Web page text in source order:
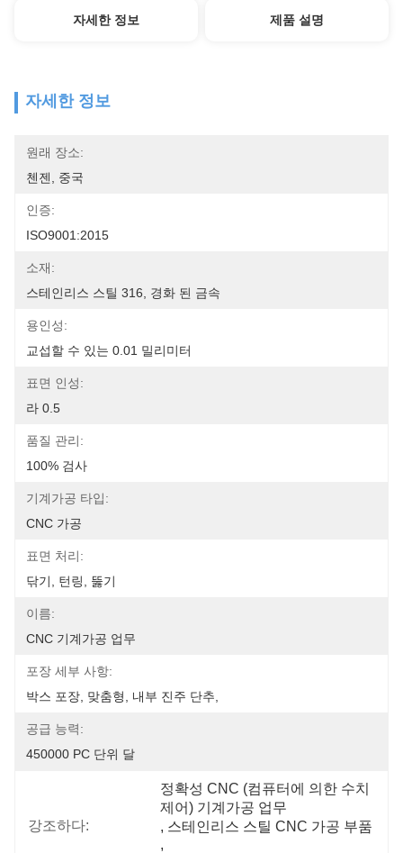
자세한 정보 제품 설명
자세한 정보
원래 장소:
첸젠, 중국
인증:
ISO9001:2015
소재:
스테인리스 스틸 316, 경화 된 금속
용인성:
교섭할 수 있는 0.01 밀리미터
표면 인성:
라 0.5
품질 관리:
100% 검사
기계가공 타입:
CNC 가공
표면 처리:
닦기, 턴링, 뚫기
이름:
CNC 기계가공 업무
포장 세부 사항:
박스 포장, 맞춤형, 내부 진주 단추,
공급 능력:
450000 PC 단위 달
강조하다:
정확성 CNC (컴퓨터에 의한 수치
제어) 기계가공 업무
, 스테인리스 스틸 CNC 가공 부품
,